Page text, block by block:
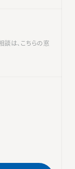
談は、こちらの窓